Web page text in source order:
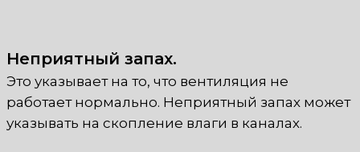
Неприятный запах.
Это указывает на то, что вентиляция не
работает нормально. Неприятный запах может
указывать на скопление влаги в каналах.